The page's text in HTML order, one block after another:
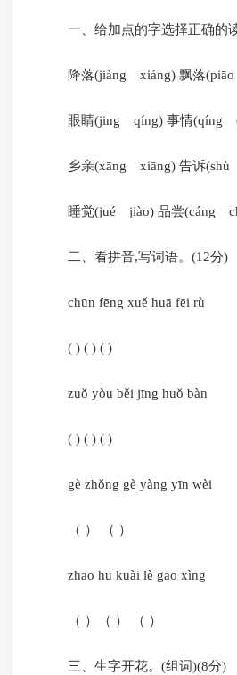
一、给加点的字选择正确的
降落(jiàng xiáng) 飘落
眼睛(jing qíng) 事情(qíng
乡亲(xāng xiāng) 告诉
睡觉(jué jiào) 品尝(cáng
二、看拼音,写词语。(12分)
chūn fēng xuě huā fēi rù
( ) ( ) ( )
zuǒ yòu běi jīng huǒ bàn
( ) ( ) ( )
gè zhǒng gè yàng yīn wèi
（ ） （ ）
zhāo hu kuài lè gāo xìng
（ ）（ ） （ ）
三、生字开花。(组词)(8分)